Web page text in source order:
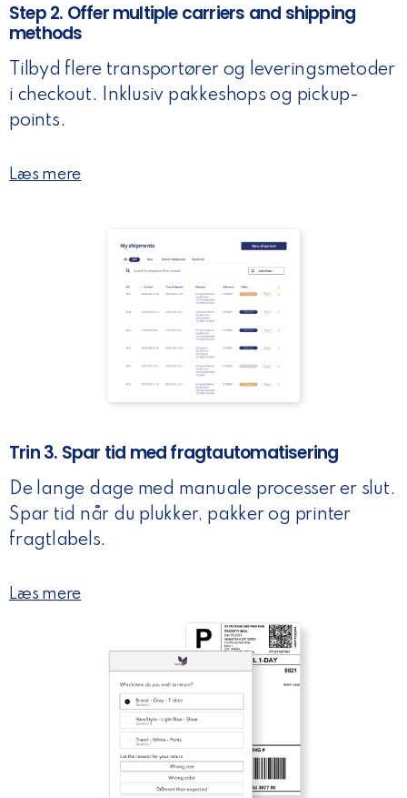
Step 2. Offer multiple carriers and shipping
methods
Tilbyd flere transportører og leveringsmetoder
i checkout. Inklusiv pakkeshops og pickup-
points.
Læs mere
Trin 3. Spar tid med fragtautomatisering
De lange dage med manuale processer er slut.
Spar tid når du plukker, pakker og printer
fragtlabels.
Læs mere